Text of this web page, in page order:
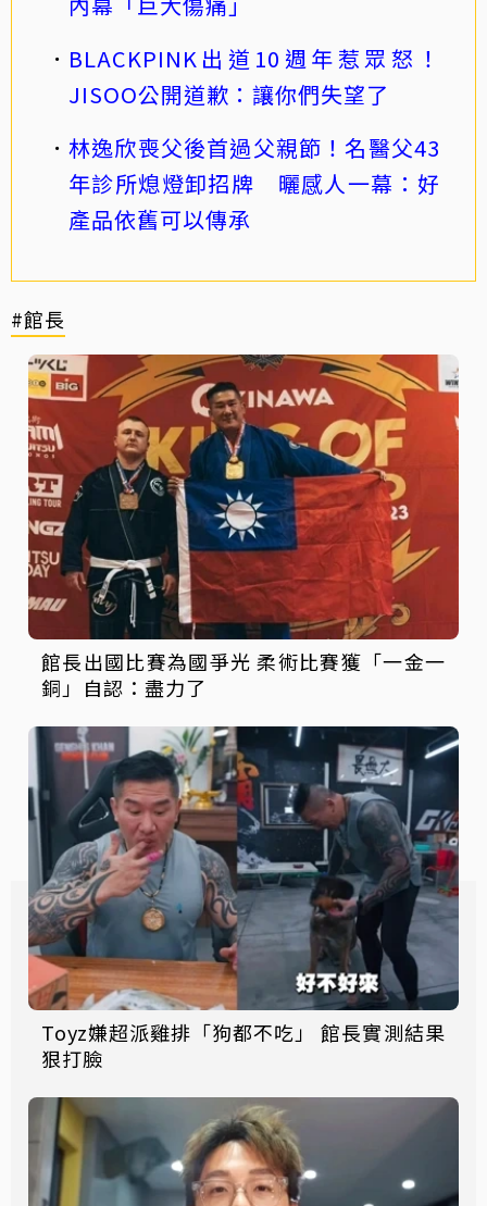
BLACKPINK出道10週年惹眾怒！
JISOO公開道歉：讓你們失望了
林逸欣喪父後首過父親節！名醫父43
年診所熄燈卸招牌 曬感人一幕：好
產品依舊可以傳承
#館長
館長出國比賽為國爭光 柔術比賽獲「一金一
銅」自認：盡力了
Toyz嫌超派雞排「狗都不吃」 館長實測結果
狠打臉